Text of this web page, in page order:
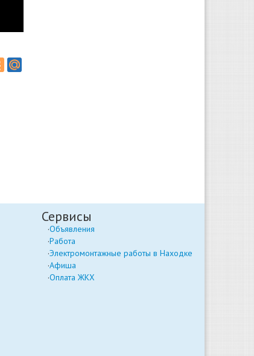
Сервисы
Объявления
Работа
Электромонтажные работы в Находке
Афиша
Оплата ЖКХ